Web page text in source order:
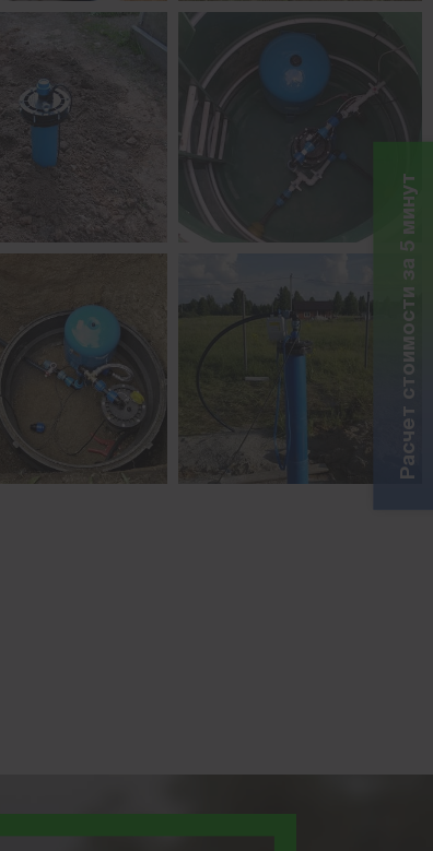
Расчет стоимости за 5 минут